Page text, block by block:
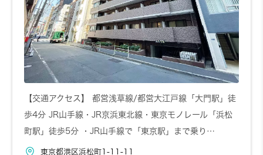
【交通アクセス】 都営浅草線/都営大江戸線「大門駅」徒
歩4分 JR山手線・JR京浜東北線・東京モノレール「浜松
町駅」徒歩5分 ・JR山手線で「東京駅」まで乗り…
東京都港区浜松町1-11-11